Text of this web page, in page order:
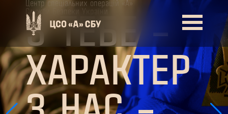
Центр спеціальних операцій «А»
Служби Безпеки України
З ТЕБЕ –
ХАРАКТЕР